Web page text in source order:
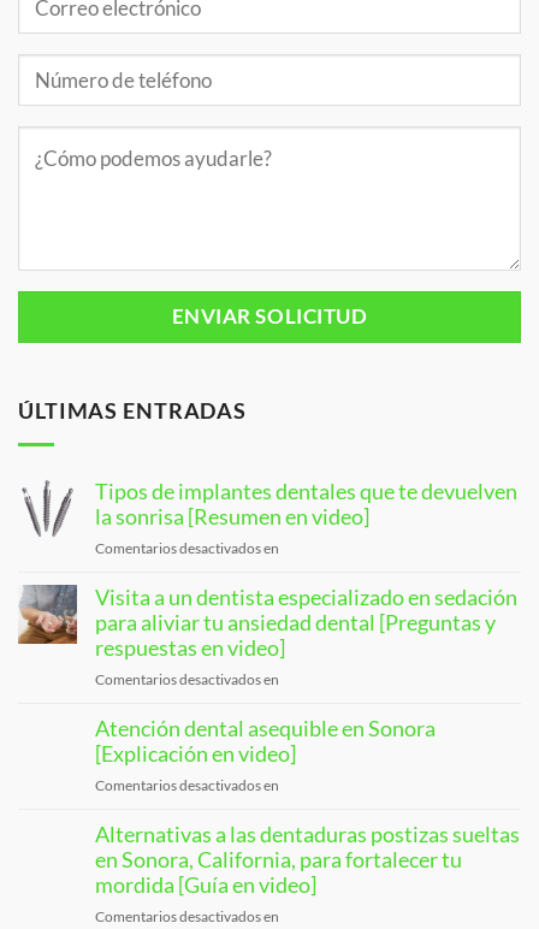
ÚLTIMAS ENTRADAS
Tipos de implantes dentales que te devuelven
la sonrisa [Resumen en video]
Comentarios desactivados en
tipos
de
implantes
dentales
devuelven
la
video]
Visita a un dentista especializado en sedación
para aliviar tu ansiedad dental [Preguntas y
respuestas en video]
Comentarios desactivados en
un
dentista
especializado
para
aliviar
tu
Atención dental asequible en Sonora
[Explicación en video]
Comentarios desactivados en
atención
dental
asequible
Alternativas a las dentaduras postizas sueltas
en Sonora, California, para fortalecer tu
mordida [Guía en video]
Comentarios desactivados en